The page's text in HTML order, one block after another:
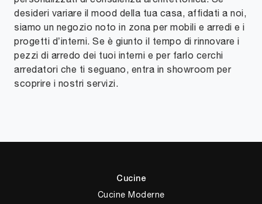
desideri variare il mood della tua casa, affidati a noi,
siamo un negozio noto in zona per mobili e arredi e i
progetti d’interni. Se è giunto il tempo di rinnovare i
pezzi di arredo dei tuoi interni e per farlo cerchi
arredatori che ti seguano, entra in showroom per
scoprire i nostri servizi.
Cucine
Cucine Moderne